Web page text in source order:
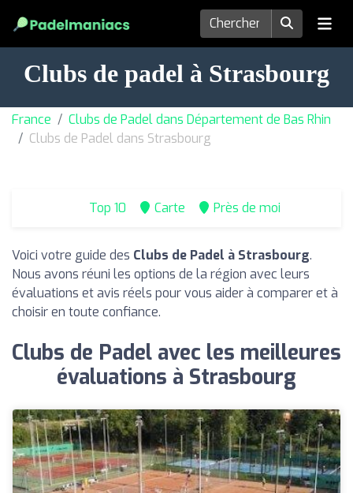
Clubs de padel à Strasbourg
France
Clubs de Padel dans Département de Bas Rhin
Clubs de Padel dans Strasbourg
Top 10 Carte Près de moi
Voici votre guide des Clubs de Padel à Strasbourg.
Nous avons réuni les options de la région avec leurs
évaluations et avis réels pour vous aider à comparer et à
choisir en toute confiance.
Clubs de Padel avec les meilleures
évaluations à Strasbourg